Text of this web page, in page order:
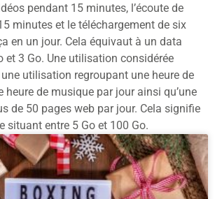
pendant 15 minutes, l’écoute de
minutes et le téléchargement de six
en un jour. Cela équivaut à un data
et 3 Go. Une utilisation considérée
utilisation regroupant une heure de
heure de musique par jour ainsi qu’une
de 50 pages web par jour. Cela signifie
situant entre 5 Go et 100 Go.